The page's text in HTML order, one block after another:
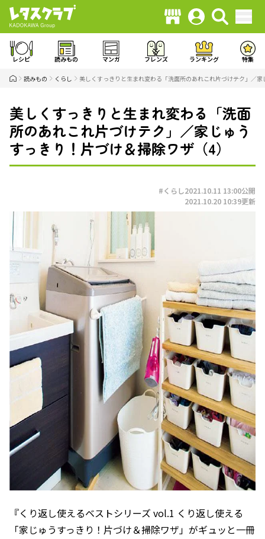
レシピ 読みもの マンガ フレンズ ランキング 特集
読みもの くらし 美しくすっきりと生まれ変わる「洗面所のあれこれ片づけテク」／
美しくすっきりと生まれ変わる「洗面
所のあれこれ片づけテク」／家じゅう
すっきり！片づけ＆掃除ワザ（4）
#くらし2021.10.11 13:00公開
2021.10.20 10:39更新
『くり返し使えるベストシリーズ vol.1 くり返し使える
「家じゅうすっきり！片づけ＆掃除ワザ」がギュッと一冊